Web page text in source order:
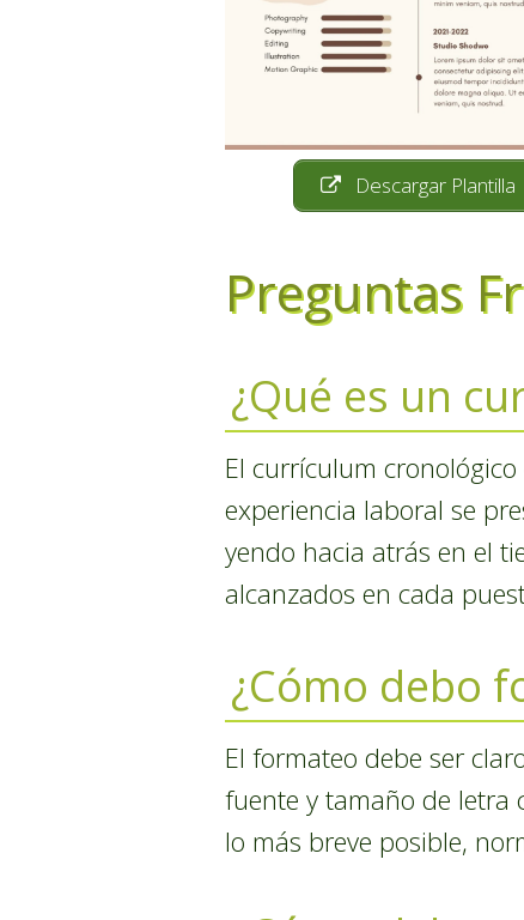
Descargar Plantilla
Preguntas
¿Qué es un
El currículum
experiencia laboral se
yendo hacia atrás en el
alcanzados en cada
¿Cómo debo
El formateo debe ser
fuente y tamaño de letra
lo más breve posible,